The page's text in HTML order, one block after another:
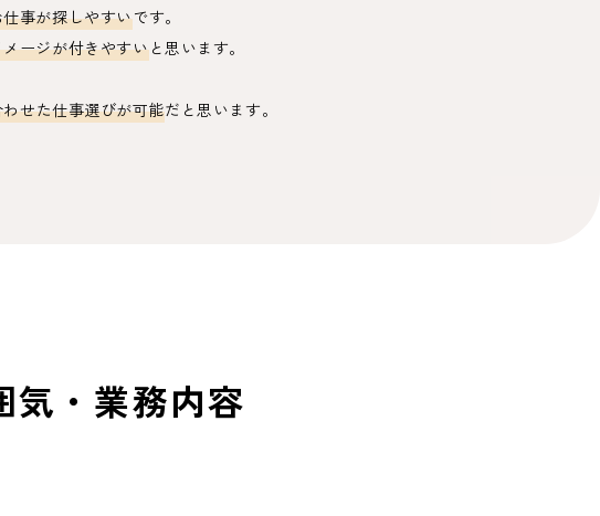
事が探しやすいです。
ージが付きやすいと思います。
せた仕事選びが可能だと思います。
気・業務内容